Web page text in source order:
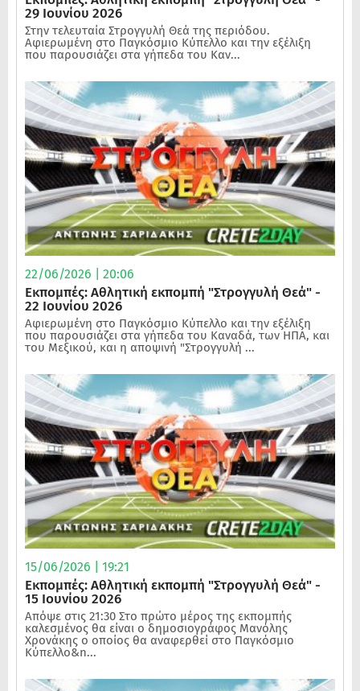
29 Ιουνίου 2026
Στην τελευταία Στρογγυλή Θεά της περιόδου.
Αφιερωμένη στο Παγκόσμιο Κύπελλο και την εξέλιξη
που παρουσιάζει στα γήπεδα του Καν...
22/06/2026 | 20:06
Εκπομπές: Αθλητική εκπομπή "Στρογγυλή Θεά" -
22 Ιουνίου 2026
Αφιερωμένη στο Παγκόσμιο Κύπελλο και την εξέλιξη
που παρουσιάζει στα γήπεδα του Καναδά, των ΗΠΑ, και
του Μεξικού, και η αποψινή "Στρογγυλή ...
15/06/2026 | 19:21
Εκπομπές: Αθλητική εκπομπή "Στρογγυλή Θεά" -
15 Ιουνίου 2026
Απόψε στις 21:30 Στο πρώτο μέρος της εκπομπής
καλεσμένος θα είναι ο δημοσιογράφος Μανόλης
Χρονάκης ο οποίος θα αναφερθεί στο Παγκόσμιο
Κύπελλο&n...